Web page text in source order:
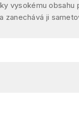
vysokému
ji